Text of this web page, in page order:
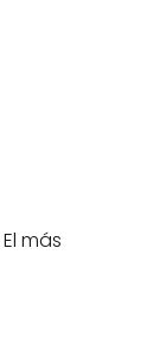
más